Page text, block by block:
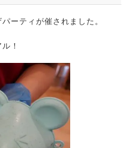
ーティが催されました。
！